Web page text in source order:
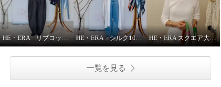
HE・ERA リブコットンインナー 3枚セット HE・ERA シルク100％アレンジ広がる 菱形スカーフ HE・ERA スクエア大判スカーフの巻き方②
一覧を見る